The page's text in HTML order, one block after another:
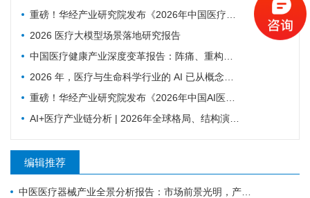
重磅！华经产业研究院发布《2026年中国医疗机器人行业市场深度研究报告》
2026 医疗大模型场景落地研究报告
中国医疗健康产业深度变革报告：阵痛、重构与新生
2026 年，医疗与生命科学行业的 AI 已从概念验证进入规模化应用阶段——NVIDIA发布的2026 AI in Healthcare and Life Sciences报告
重磅！华经产业研究院发布《2026年中国AI医疗行业市场深度研究报告》
AI+医疗产业链分析 | 2026年全球格局、结构演进与未来趋势
编辑推荐
中医医疗器械产业全景分析报告：市场前景光明，产业升级任重道远